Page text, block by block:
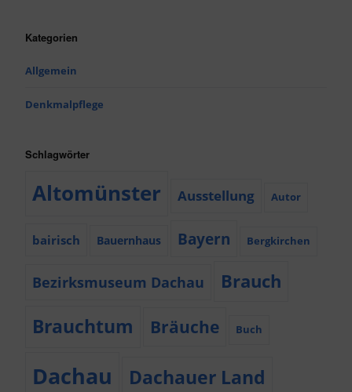
Kategorien
Allgemein
Denkmalpflege
Schlagwörter
Altomünster Ausstellung Autor
bairisch Bauernhaus Bayern Bergkirchen
Bezirksmuseum Dachau Brauch
Brauchtum Bräuche Buch
Dachau Dachauer Land